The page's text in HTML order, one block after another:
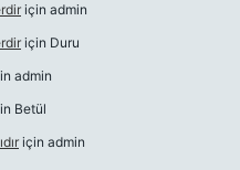
için admin
için Duru
admin
Betül
için admin